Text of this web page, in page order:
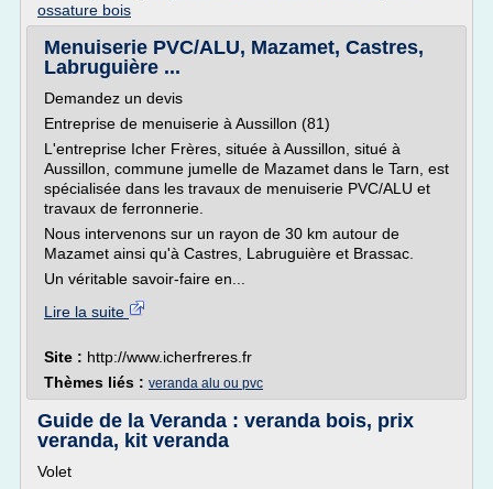
ossature bois
Menuiserie PVC/ALU, Mazamet, Castres,
Labruguière ...
Demandez un devis
Entreprise de menuiserie à Aussillon (81)
L'entreprise Icher Frères, située à Aussillon, situé à
Aussillon, commune jumelle de Mazamet dans le Tarn, est
spécialisée dans les travaux de menuiserie PVC/ALU et
travaux de ferronnerie.
Nous intervenons sur un rayon de 30 km autour de
Mazamet ainsi qu'à Castres, Labruguière et Brassac.
Un véritable savoir-faire en...
Lire la suite
Site : http://www.icherfreres.fr
Thèmes liés : veranda alu ou pvc
Guide de la Veranda : veranda bois, prix
veranda, kit veranda
Volet